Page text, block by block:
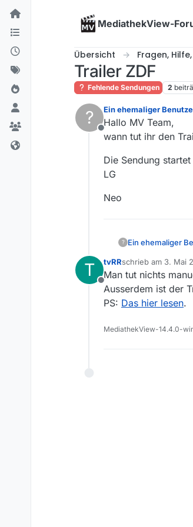
Skip to content
MediathekView-
Übersicht Fragen,
Trailer ZDF
Fehlende Sendungen 2
?
Offline
Ein ehemaliger
Hallo MV Team,
wann tut ihr den
Die Sendung
LG
Neo
?
T
Offline
tvRRschrieb am 3. Mai
zuletzt editiert von
Man tut nichts
Ausserdem ist der
PS: Das hier lesen.
MediathekView-14.4.0-